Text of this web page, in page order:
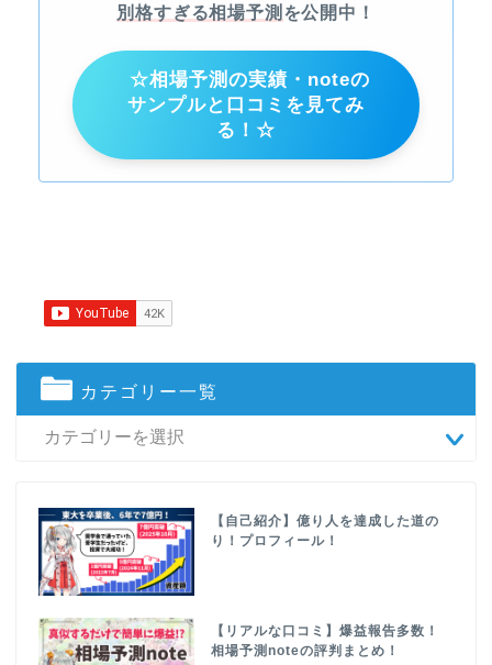
別格すぎる相場予測 を公開中！
☆相場予測の実績・noteの
サンプルと口コミを見てみ
る！☆
カテゴリー一覧
【自己紹介】億り人を達成した道の
り！プロフィール！
【リアルな口コミ】爆益報告多数！
相場予測noteの評判まとめ！